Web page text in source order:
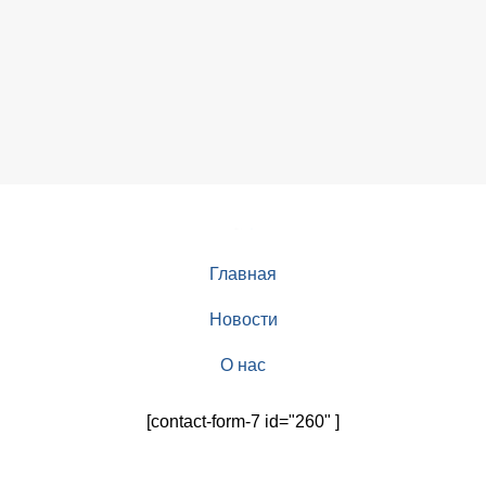
Главная
Новости
О нас
[contact-form-7 id="260" ]